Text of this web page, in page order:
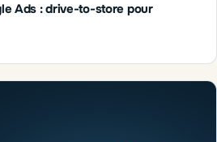
Ads : drive-to-store pour